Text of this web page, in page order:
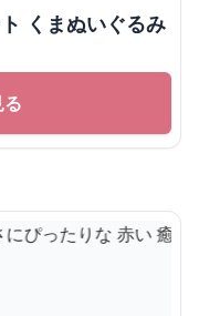
くまぬいぐるみ